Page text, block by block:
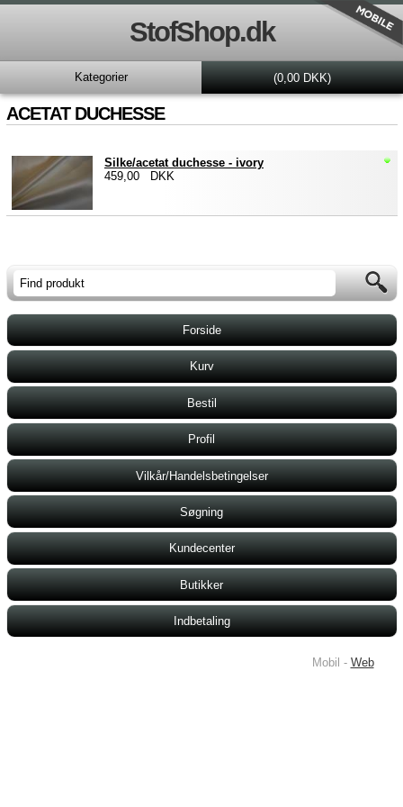
StofShop.dk
Kategorier (0,00 DKK)
ACETAT DUCHESSE
Silke/acetat duchesse - ivory
459,00 DKK
Forside
Kurv
Bestil
Profil
Vilkår/Handelsbetingelser
Søgning
Kundecenter
Butikker
Indbetaling
Mobil - Web